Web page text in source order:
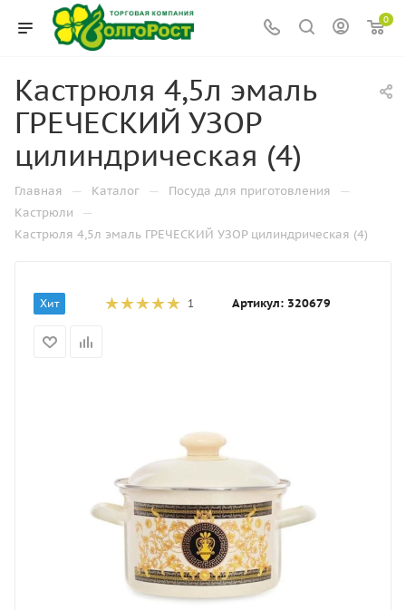
0
Кастрюля 4,5л эмаль
ГРЕЧЕСКИЙ УЗОР
цилиндрическая (4)
Главная — Каталог — Посуда для приготовления —
Кастрюли —
Кастрюля 4,5л эмаль ГРЕЧЕСКИЙ УЗОР цилиндрическая (4)
Хит 1 Артикул: 320679